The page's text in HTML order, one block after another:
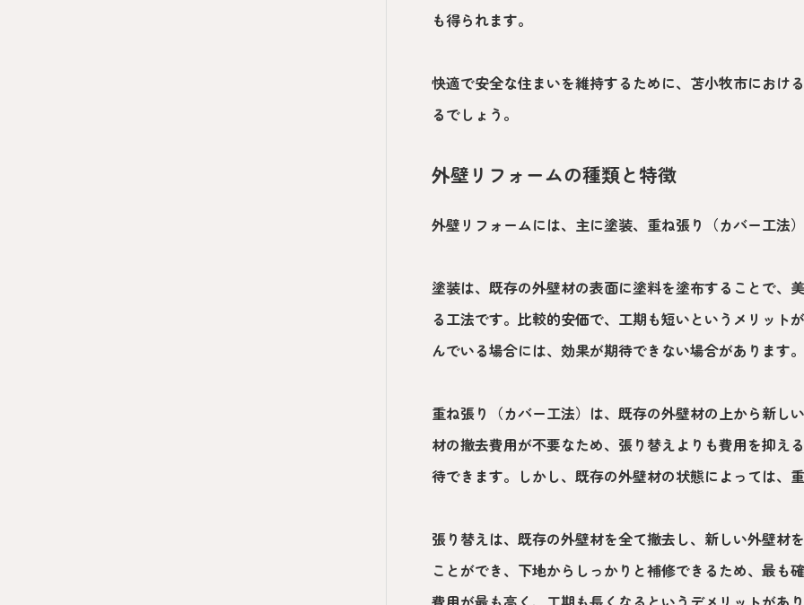
も得られます。
快適で安全な住まいを維持するために、苫小牧市におけ
るでしょう。
外壁リフォームの種類と特徴
外壁リフォームには、主に塗装、重ね張り（カバー工法
塗装は、既存の外壁材の表面に塗料を塗布することで、
る工法です。比較的安価で、工期も短いというメリット
んでいる場合には、効果が期待できない場合があります。
重ね張り（カバー工法）は、既存の外壁材の上から新し
材の撤去費用が不要なため、張り替えよりも費用を抑え
待できます。しかし、既存の外壁材の状態によっては、
張り替えは、既存の外壁材を全て撤去し、新しい外壁材
ことができ、下地からしっかりと補修できるため、最も